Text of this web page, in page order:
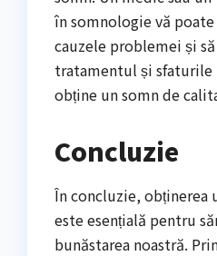
în somnologie vă
cauzele problemei și
tratamentul și sfaturile
obține un somn de
Concluzie
În concluzie,
este esențială pentru
bunăstarea noastră.